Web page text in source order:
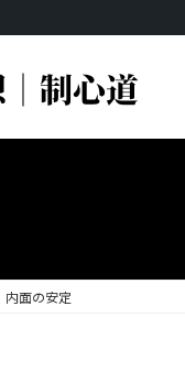
内面の安定